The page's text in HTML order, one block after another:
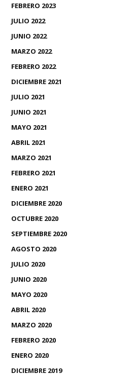
FEBRERO 2023
JULIO 2022
JUNIO 2022
MARZO 2022
FEBRERO 2022
DICIEMBRE 2021
JULIO 2021
JUNIO 2021
MAYO 2021
ABRIL 2021
MARZO 2021
FEBRERO 2021
ENERO 2021
DICIEMBRE 2020
OCTUBRE 2020
SEPTIEMBRE 2020
AGOSTO 2020
JULIO 2020
JUNIO 2020
MAYO 2020
ABRIL 2020
MARZO 2020
FEBRERO 2020
ENERO 2020
DICIEMBRE 2019